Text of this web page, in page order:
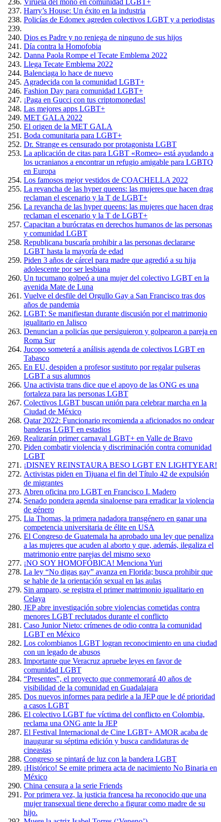
Viruela del mono en comunidad LGBT+
Harry’s House: Un éxito en la industria
Policías de Edomex agreden colectivos LGBT y a periodistas
Dios es Padre y no reniega de ninguno de sus hijos
Día contra la Homofobia
Danna Paola Rompe el Tecate Emblema 2022
Llega Tecate Emblema 2022
Balenciaga lo hace de nuevo
Agradecida con la comunidad LGBT+
Fashion Day para comunidad LGBT+
¡Paga en Gucci con tus criptomonedas!
Las mejores apps LGBT+
MET GALA 2022
El origen de la MET GALA
Boda comunitaria para LGBT+
Dr. Strange es censurado por protagonista LGBT
La aplicación de citas para LGBT «Romeo» está ayudando a
los ucranianos a encontrar un refugio amigable para LGBTQ
en Europa
Los famosos mejor vestidos de COACHELLA 2022
La revancha de las hyper queens: las mujeres que hacen drag
reclaman el escenario y la T de LGBT+
La revancha de las hyper queens: las mujeres que hacen drag
reclaman el escenario y la T de LGBT+
Capacitan a burócratas en derechos humanos de las personas
y comunidad LGBT
Republicana buscaría prohibir a las personas declararse
LGBT hasta la mayoría de edad
Piden 3 años de cárcel para madre que agredió a su hija
adolescente por ser lesbiana
Un tucumano golpeó a una mujer del colectivo LGBT en la
avenida Mate de Luna
Vuelve el desfile del Orgullo Gay a San Francisco tras dos
años de pandemia
LGBT: Se manifiestan durante discusión por el matrimonio
igualitario en Jalisco
Denuncian a policías que persiguieron y golpearon a pareja en
Roma Sur
Jucopo someterá a análisis agenda de colectivos LGBT en
Tabasco
En EU, despiden a profesor sustituto por regalar pulseras
LGBT a sus alumnos
Una activista trans dice que el apoyo de las ONG es una
fortaleza para las personas LGBT
Colectivos LGBT buscan unión para celebrar marcha en la
Ciudad de México
Qatar 2022: Funcionario recomienda a aficionados no ondear
banderas LGBT en estadios
Realizarán primer carnaval LGBT+ en Valle de Bravo
Piden combatir violencia y discriminación contra comunidad
LGBT
¡DISNEY REINSTAURA BESO LGBT EN LIGHTYEAR!
Activistas piden en Tijuana el fin del Título 42 de expulsión
de migrantes
Abren oficina pro LGBT en Francisco I. Madero
Senado pondera agenda sinaloense para erradicar la violencia
de género
Lia Thomas, la primera nadadora transgénero en ganar una
competencia universitaria de élite en USA
El Congreso de Guatemala ha aprobado una ley que penaliza
a las mujeres que acuden al aborto y que, además, ilegaliza el
matrimonio entre parejas del mismo sexo
¡NO SOY HOMOFÓBICA! Menciona Yuri
La ley “No digas gay” avanza en Florida; busca prohibir que
se hable de la orientación sexual en las aulas
Sin amparo, se registra el primer matrimonio igualitario en
Celaya
JEP abre investigación sobre violencias cometidas contra
menores LGBT reclutados durante el conflicto
Caso Junior Nieto: crímenes de odio contra la comunidad
LGBT en México
Los colombianos LGBT logran reconocimiento en una ciudad
con un legado de abusos
Importante que Veracruz apruebe leyes en favor de
comunidad LGBT
“Presentes”, el proyecto que conmemorará 40 años de
visibilidad de la comunidad en Guadalajara
Dos nuevos informes para pedirle a la JEP que le dé prioridad
a casos LGBT
El colectivo LGBT fue víctima del conflicto en Colombia,
reclama una ONG ante la JEP
El Festival Internacional de Cine LGBT+ AMOR acaba de
inaugurar su séptima edición y busca candidaturas de
cineastas
Congreso se pintará de luz con la bandera LGBT
¡Histórico! Se emite primera acta de nacimiento No Binaria en
México
China censura a la serie Friends
Por primera vez, la justicia francesa ha reconocido que una
mujer transexual tiene derecho a figurar como madre de su
hijo.